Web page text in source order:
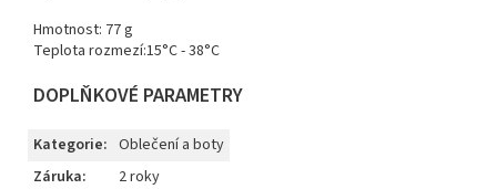
Hmotnost: 77 g
Teplota rozmezí:15°C - 38°C
DOPLŇKOVÉ PARAMETRY
Kategorie: Oblečení a boty
Záruka:
2 roky